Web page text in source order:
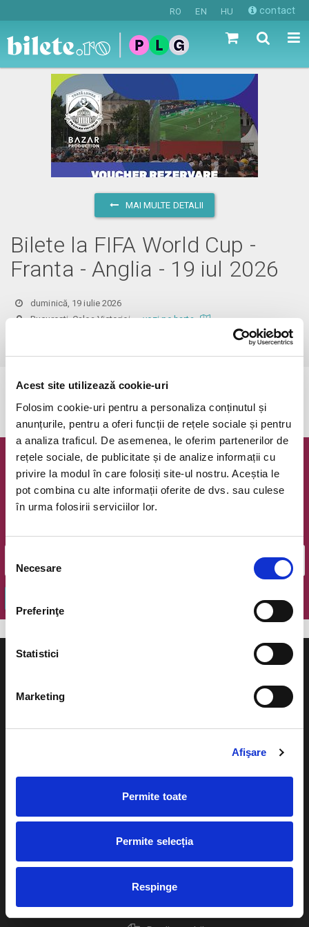
Acest site utilizează cookie-uri
Folosim cookie-uri pentru a personaliza conținutul și
anunțurile, pentru a oferi funcții de rețele sociale și pentru
a analiza traficul. De asemenea, le oferim partenerilor de
rețele sociale, de publicitate și de analize informații cu
privire la modul în care folosiți site-ul nostru. Aceștia le
pot combina cu alte informații oferite de dvs. sau culese
în urma folosirii serviciilor lor.
consimțământului
Necesare
Preferinţe
Statistici
Marketing
Afişare
Permite toate
Permite selecția
Respinge
RO EN HU contact
MAI MULTE DETALII
Bilete la FIFA World Cup -
Franta - Anglia - 19 iul 2026
duminică, 19 iulie 2026
Bucuresti, Calea Victorieivezi pe harta
Evenimentul a expirat.
Newsletter @ Bilete.ro
Oferte exclusive si o editie saptamanala cu cele mai noi
evenimente.
Cum comand bilete?
Plata online sau cash
Livrare prin curier
Returnare bilete
Diverse